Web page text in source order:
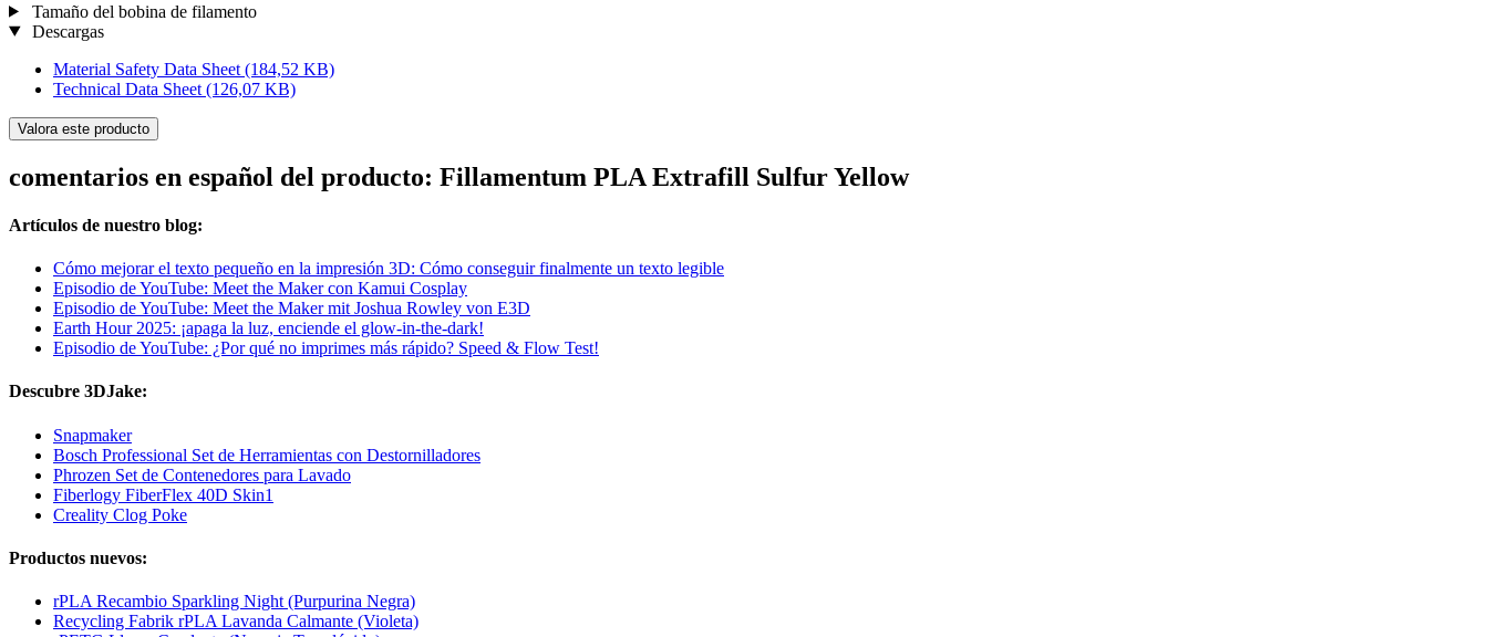
Tamaño del bobina de filamento
Descargas
Material Safety Data Sheet (184,52 KB)
Technical Data Sheet (126,07 KB)
Valora este producto
comentarios en español del producto: Fillamentum PLA Extrafill Sulfur Yellow
Artículos de nuestro blog:
Cómo mejorar el texto pequeño en la impresión 3D: Cómo conseguir finalmente un texto legible
Episodio de YouTube: Meet the Maker con Kamui Cosplay
Episodio de YouTube: Meet the Maker mit Joshua Rowley von E3D
Earth Hour 2025: ¡apaga la luz, enciende el glow-in-the-dark!
Episodio de YouTube: ¿Por qué no imprimes más rápido? Speed & Flow Test!
Descubre 3DJake:
Snapmaker
Bosch Professional Set de Herramientas con Destornilladores
Phrozen Set de Contenedores para Lavado
Fiberlogy FiberFlex 40D Skin1
Creality Clog Poke
Productos nuevos:
rPLA Recambio Sparkling Night (Purpurina Negra)
Recycling Fabrik rPLA Lavanda Calmante (Violeta)